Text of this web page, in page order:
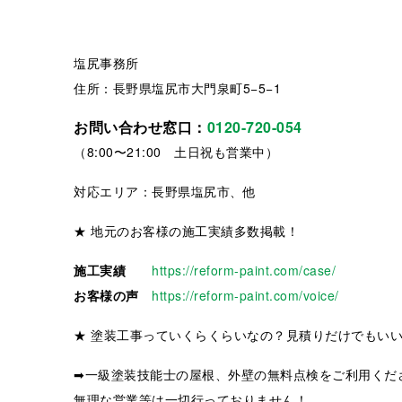
塩尻事務所
住所：長野県塩尻市大門泉町5−5−1
お問い合わせ窓口： 0120-720-054
（8:00〜21:00 土日祝も営業中）
対応エリア：長野県塩尻市、他
★ 地元のお客様の施工実績多数掲載！
施工実績
https://reform-paint.com/case/
お客様の声
https://reform-paint.com/voice/
★ 塗装工事っていくらくらいなの？見積りだけでもい
➡一級塗装技能士の屋根、外壁の無料点検をご利用くだ